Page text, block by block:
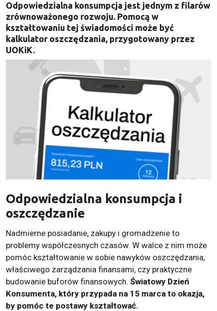
Odpowiedzialna konsumpcja jest jednym z filarów
zrównoważonego rozwoju. Pomocą w
kształtowaniu tej świadomości może być
kalkulator oszczędzania, przygotowany przez
UOKiK.
Odpowiedzialna konsumpcja i
oszczędzanie
Nadmierne posiadanie, zakupy i gromadzenie to
problemy współczesnych czasów. W walce z nim może
pomóc kształtowanie w sobie nawyków oszczędzania,
właściwego zarządzania finansami, czy praktyczne
budowanie buforów finansowych. Światowy Dzień
Konsumenta, który przypada na 15 marca to okazja,
by pomóc te postawy kształtować.